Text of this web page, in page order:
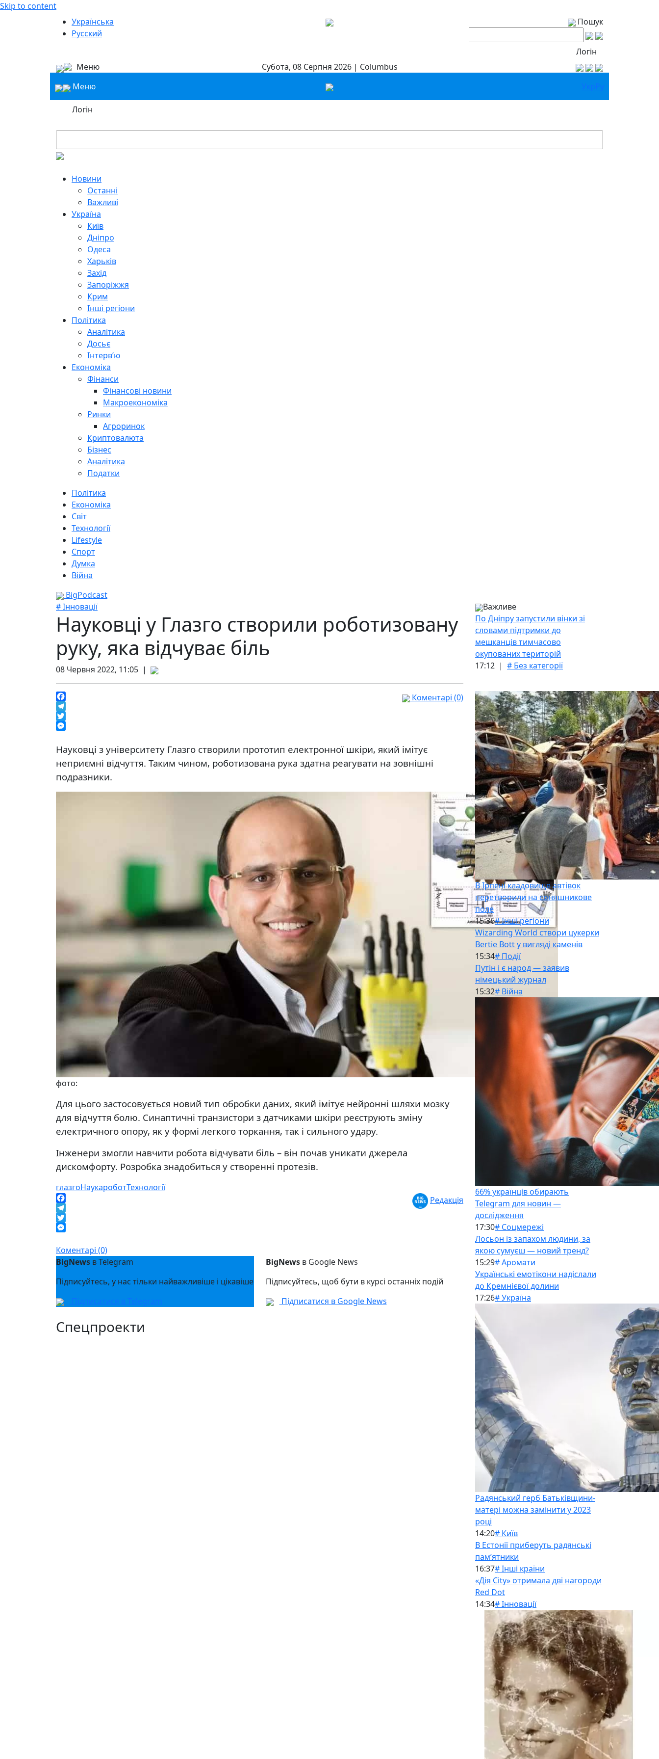
Skip to content
Українська
Русский
Пошук
Логін
Меню
Субота, 08 Серпня 2026 | Columbus
Меню
УкрРу
Логін
Новини
Останні
Важливі
Україна
Київ
Дніпро
Одеса
Харьків
Захід
Запоріжжя
Крим
Інші регіони
Політика
Аналітика
Досьє
Інтерв’ю
Економіка
Фінанси
Фінансові новини
Макроекономіка
Ринки
Агроринок
Криптовалюта
Бізнес
Аналітика
Податки
Політика
Економіка
Світ
Технології
Lifestyle
Спорт
Думка
Війна
BigPodcast
# Інновації
Науковці у Глазго створили роботизовану
руку, яка відчуває біль
08 Червня 2022, 11:05 |
Facebook
Telegram
Twitter
Коментарі (0)
Науковці з університету Глазго створили прототип електронної шкіри, який імітує
неприємні відчуття. Таким чином, роботизована рука здатна реагувати на зовнішні
подразники.
фото:
Для цього застосовується новий тип обробки даних, який імітує нейронні шляхи мозку
для відчуття болю. Синаптичні транзистори з датчиками шкіри реєструють зміну
електричного опору, як у формі легкого торкання, так і сильного удару.
Інженери змогли навчити робота відчувати біль – він почав уникати джерела
дискомфорту. Розробка знадобиться у створенні протезів.
глазгоНаукароботТехнології
Facebook
Telegram
Twitter
Редакція
Коментарі (0)
BigNews в Telegram
Підписуйтесь, у нас тільки найважливіше і цікавіше
Підписатися в Telegram
BigNewsв Google News
Підписуйтесь, щоб бути в курсі останніх подій
Підписатися в Google News
Спецпроекти
Важливе
По Дніпру запустили вінки зі
словами підтримки до
мешканців тимчасово
окупованих територій
17:12 | # Без категорії
В Ірпені кладовище автівок
перетворили на соняшникове
поле
15:36# Інші регіони
Wizarding World створи цукерки
Bertie Bott у вигляді каменів
15:34# Події
Путін і є народ — заявив
німецький журнал
15:32# Війна
66% українців обирають
Telegram для новин —
дослідження
17:30# Соцмережі
Лосьон із запахом людини, за
якою сумуєш — новий тренд?
15:29# Аромати
Українські емотікони надіслали
до Кремнієвої долини
17:26# Україна
Радянський герб Батьківщини-
матері можна замінити у 2023
році
14:20# Київ
В Естонії приберуть радянські
памʼятники
16:37# Інші країни
«Дія City» отримала дві нагороди
Red Dot
14:34# Інновації